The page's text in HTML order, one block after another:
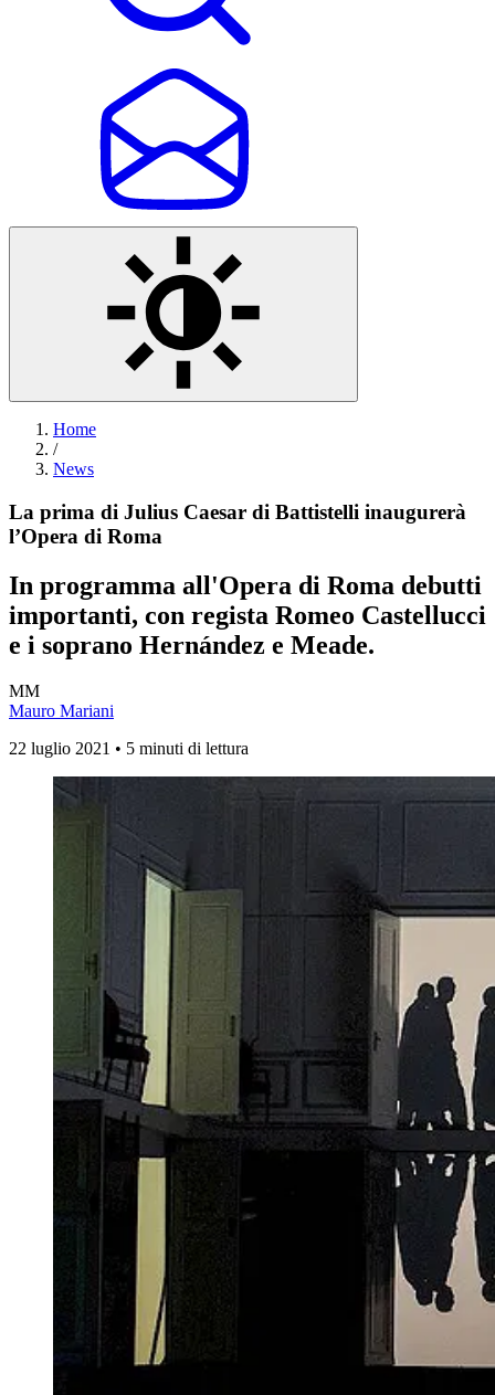
Home
/
News
La prima di Julius Caesar di Battistelli inaugurerà
l’Opera di Roma
In programma all'Opera di Roma debutti
importanti, con regista Romeo Castellucci
e i soprano Hernández e Meade.
MM
Mauro Mariani
22 luglio 2021 • 5 minuti di lettura